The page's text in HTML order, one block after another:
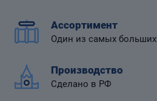
Ассортимент
Один из самых больших
Производство
Сделано в РФ